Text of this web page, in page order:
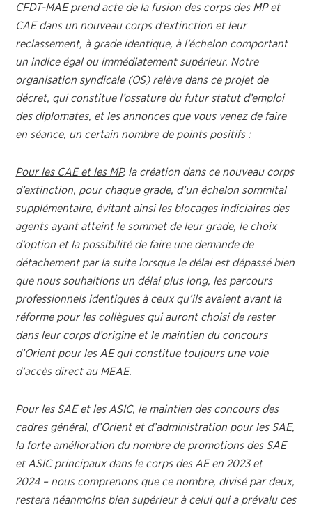
CFDT-MAE prend acte de la fusion des corps des MP et
CAE dans un nouveau corps d’extinction et leur
reclassement, à grade identique, à l’échelon comportant
un indice égal ou immédiatement supérieur. Notre
organisation syndicale (OS) relève dans ce projet de
décret, qui constitue l’ossature du futur statut d’emploi
des diplomates, et les annonces que vous venez de faire
en séance, un certain nombre de points positifs :
Pour les CAE et les MP, la création dans ce nouveau corps
d’extinction, pour chaque grade, d’un échelon sommital
supplémentaire, évitant ainsi les blocages indiciaires des
agents ayant atteint le sommet de leur grade, le choix
d’option et la possibilité de faire une demande de
détachement par la suite lorsque le délai est dépassé bien
que nous souhaitions un délai plus long, les parcours
professionnels identiques à ceux qu’ils avaient avant la
réforme pour les collègues qui auront choisi de rester
dans leur corps d’origine et le maintien du concours
d’Orient pour les AE qui constitue toujours une voie
d’accès direct au MEAE.
Pour les SAE et les ASIC, le maintien des concours des
cadres général, d’Orient et d’administration pour les SAE,
la forte amélioration du nombre de promotions des SAE
et ASIC principaux dans le corps des AE en 2023 et
2024 – nous comprenons que ce nombre, divisé par deux,
restera néanmoins bien supérieur à celui qui a prévalu ces